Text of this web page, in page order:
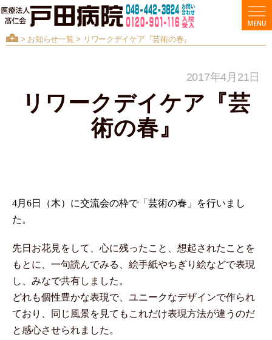
> お知らせ一覧 > リワークデイケア『芸術の春』
2017年4月21日
リワークデイケア『芸
術の春』
4月 6日（木）に交流会の枠で「芸術の春」を行いまし
た。
先日お花見をして、心に残ったこと、想起されたことを
もとに、一句読んでみる、絵手紙やちぎり絵などで表現
し、みなで共有しました。
どれも個性豊かな表現で、ユニークなデザインで作られ
ており、同じ風景を見てもこれだけ表現方法が違うのだ
と感心させられました。